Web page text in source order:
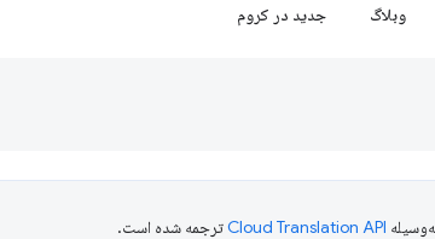
وبلاگ جدید در کروم
ترجمه شده است.